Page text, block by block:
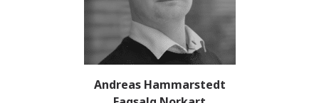
Andreas Hammarstedt